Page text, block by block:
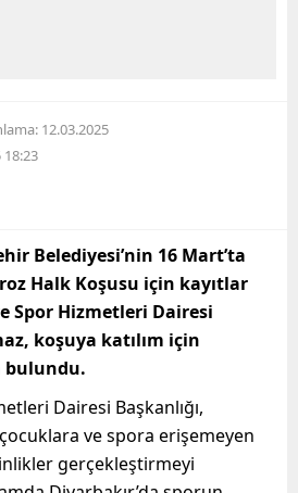
12.03.2025
18:23
Belediyesi’nin 16 Mart’ta
Halk Koşusu için kayıtlar
Spor Hizmetleri Dairesi
koşuya katılım için
bulundu.
Dairesi Başkanlığı,
ve spora erişemeyen
gerçekleştirmeyi